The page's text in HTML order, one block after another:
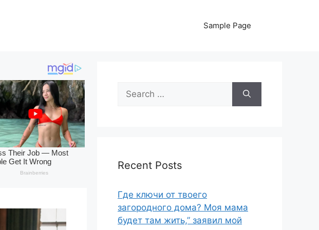
Sample Page
Search
for:
Recent Posts
Где ключи от твоего
загородного дома? Моя мама
будет там жить,” заявил мой